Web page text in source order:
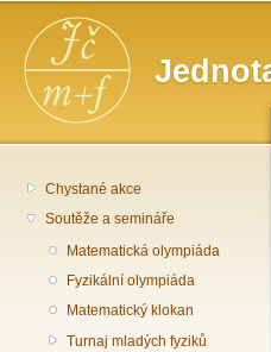
Hlavní menu
Chystané akce
Soutěže a semináře
Matematická olympiáda
Fyzikální olympiáda
Matematický klokan
Turnaj mladých fyziků